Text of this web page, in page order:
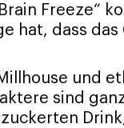
Freeze“
hat, dass das
und
sind